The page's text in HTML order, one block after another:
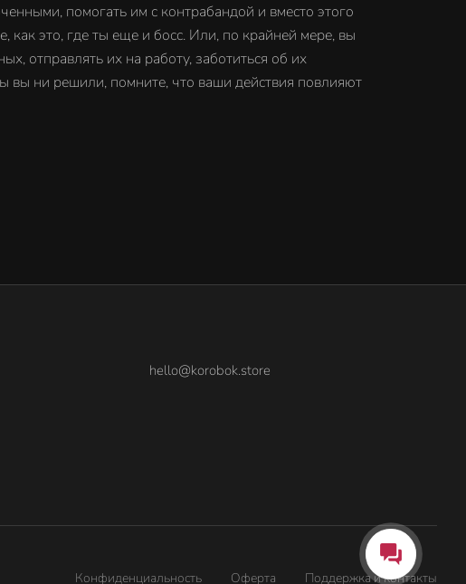
помогать им с контрабандой и вместо этого
как это, где ты еще и босс. Или, по крайней мере, вы
отправлять их на работу, заботиться об их
вы ни решили, помните, что ваши действия повлияют
hello@korobok.store
Конфиденциальность Оферта Поддержка и контакты